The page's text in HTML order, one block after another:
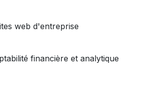
web d'entreprise
financière et analytique